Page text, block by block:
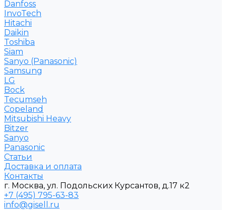
Danfoss
InvoTech
Hitachi
Daikin
Toshiba
Siam
Sanyo (Panasonic)
Samsung
LG
Bock
Tecumseh
Copeland
Mitsubishi Heavy
Bitzer
Sanyo
Рanasonic
Статьи
Доставка и оплата
Контакты
г. Москва, ул. Подольских Курсантов, д.17 к2
+7 (495) 795-63-83
info@gisell.ru